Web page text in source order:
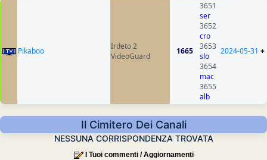
Pikaboo
Irdeto 2
VideoGuard
1665
3651
ser
3652
cro
3653
slo
3654
mac
3655
alb
2024-05-31 +
Il Cimitero Dei Canali
NESSUNA CORRISPONDENZA TROVATA
I Tuoi commenti / Aggiornamenti